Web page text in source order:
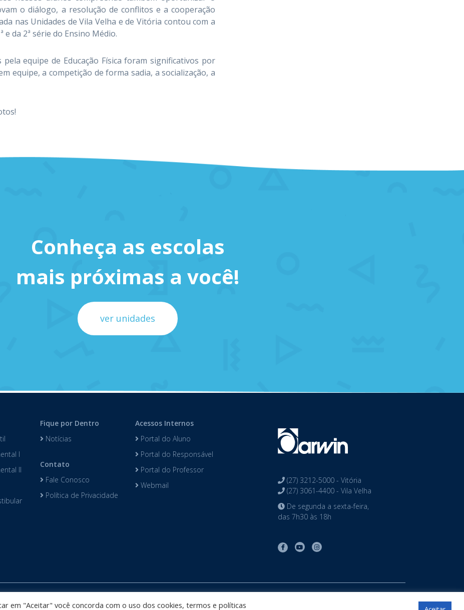
o diálogo, a resolução de conflitos e a cooperação
nas Unidades de Vila Velha e de Vitória contou com a
da 2ª série do Ensino Médio.
equipe de Educação Física foram significativos por
equipe, a competição de forma sadia, a socialização, a
Conheça as escolas
mais próximas a você!
ver unidades
I
II
Fique por Dentro
Notícias
Contato
Fale Conosco
Política de Privacidade
Acessos Internos
Portal do Aluno
Portal do Responsável
Portal do Professor
Webmail
(27) 3212-5000 - Vitória
(27) 3061-4400 - Vila Velha
De segunda a sexta-feira,
das 7h30 às 18h
© Colégio Darwin desenvolvido por Phidelis Tecnologia . Todos os direitos reservados
em "Aceitar" você concorda com o uso dos cookies, termos e políticas